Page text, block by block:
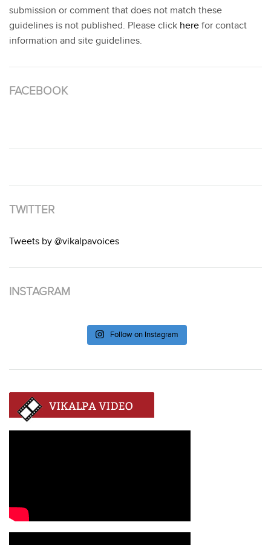
submission or comment that does not match these
guidelines is not published. Please click here for contact
information and site guidelines.
FACEBOOK
TWITTER
Tweets by @vikalpavoices
INSTAGRAM
Follow on Instagram